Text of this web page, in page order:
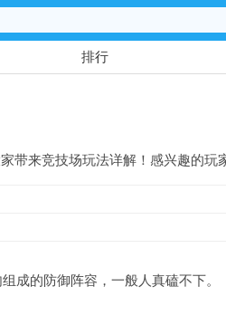
排行
带来竞技场玩法详解！感兴趣的玩
成的防御阵容，一般人真磕不下。